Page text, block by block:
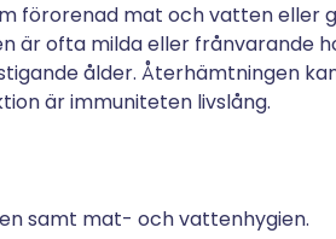
förorenad mat och vatten eller
är ofta milda eller frånvarande
ålder. Återhämtningen
är immuniteten livslång.
samt mat- och vattenhygien.